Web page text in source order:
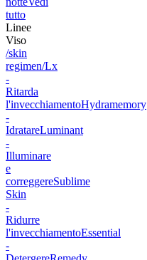
tutto
Linee
Viso
/skin
regimen/Lx
-
Ritarda
l'invecchiamentoHydramemory
-
IdratareLuminant
-
Illuminare
e
correggereSublime
Skin
-
Ridurre
l'invecchiamentoEssential
-